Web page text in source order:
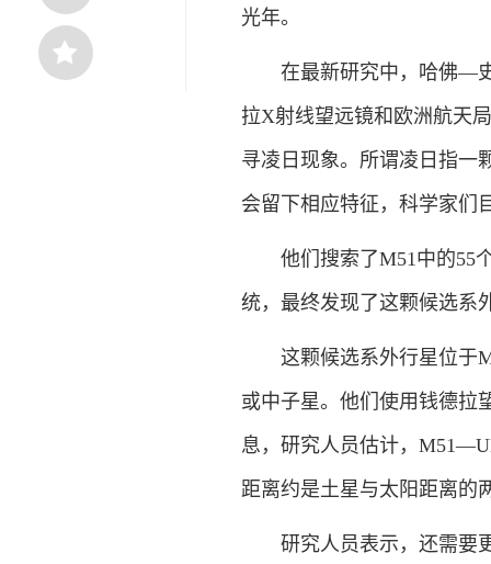
光年。
在最新研究中，哈佛—史
拉X射线望远镜和欧洲航天
寻凌日现象。所谓凌日指一
会留下相应特征，科学家们
他们搜索了M51中的55个
统，最终发现了这颗候选系
这颗候选系外行星位于
或中子星。他们使用钱德拉
息，研究人员估计，
距离约是土星与太阳距离的
研究人员表示，还需要更